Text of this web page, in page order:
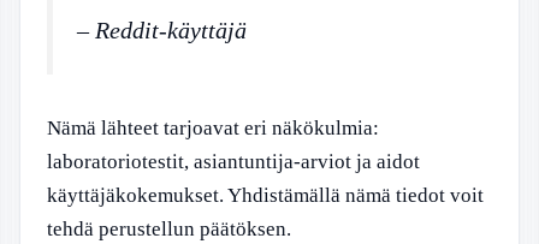
– Reddit-käyttäjä
Nämä lähteet tarjoavat eri näkökulmia:
laboratoriotestit, asiantuntija-arviot ja aidot
käyttäjäkokemukset. Yhdistämällä nämä tiedot voit
tehdä perustellun päätöksen.